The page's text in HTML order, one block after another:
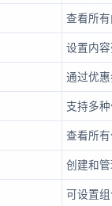
查看所
设置内
通过优
支持多
查看所
创建和
可设置